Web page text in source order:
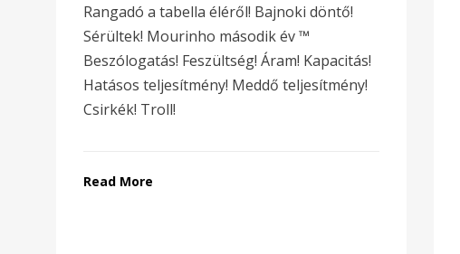
Rangadó a tabella éléről! Bajnoki döntő!
Sérültek! Mourinho második év ™
Beszólogatás! Feszültség! Áram! Kapacitás!
Hatásos teljesítmény! Meddő teljesítmény!
Csirkék! Troll!
Read More